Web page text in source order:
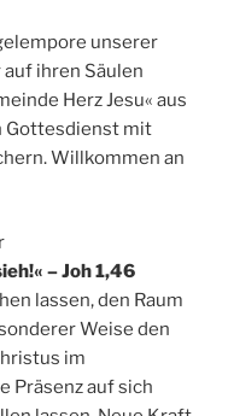
unserer
ihren Säulen
Herz Jesu« aus
Gottesdienst mit
Willkommen an
– Joh 1,46
lassen, den Raum
Weise den
im
Präsenz auf sich